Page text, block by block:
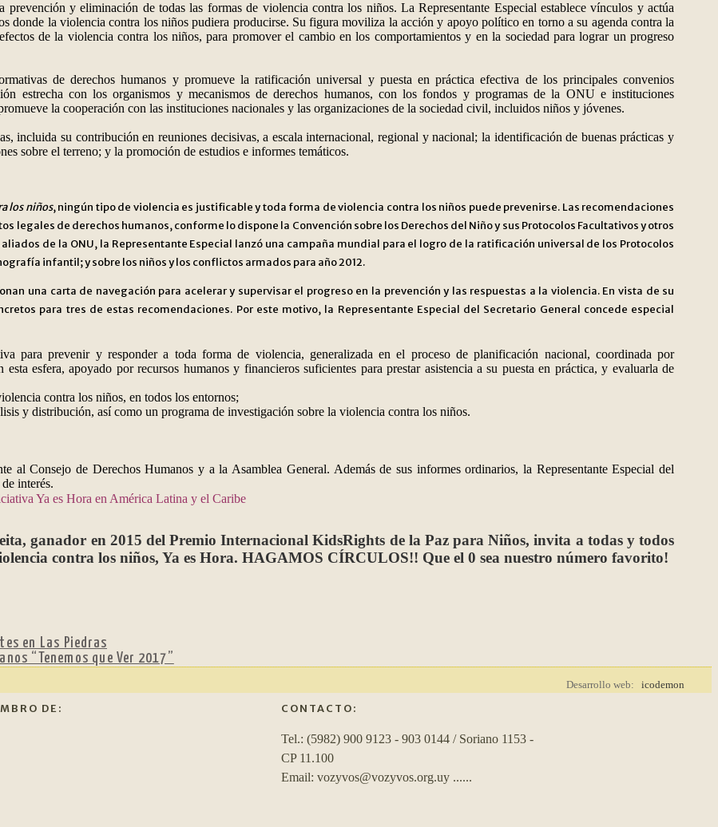
prevención y eliminación de todas las formas de violencia contra los niños. La Representante Especial establece vínculos y actúa
donde la violencia contra los niños pudiera producirse. Su figura moviliza la acción y apoyo político en torno a su agenda contra la
de la violencia contra los niños, para promover el cambio en los comportamientos y en la sociedad para lograr un progreso
de derechos humanos y promueve la ratificación universal y puesta en práctica efectiva de los principales convenios
estrecha con los organismos y mecanismos de derechos humanos, con los fondos y programas de la ONU e instituciones
la cooperación con las instituciones nacionales y las organizaciones de la sociedad civil, incluidos niños y jóvenes.
incluida su contribución en reuniones decisivas, a escala internacional, regional y nacional; la identificación de buenas prácticas y
sobre el terreno; y la promoción de estudios e informes temáticos.
los niños, ningún tipo de violencia es justificable y toda forma de violencia contra los niños puede prevenirse. Las recomendaciones
legales de derechos humanos, conforme lo dispone la Convención sobre los Derechos del Niño y sus Protocolos Facultativos y otros
de la ONU, la Representante Especial lanzó una campaña mundial para el logro de la ratificación universal de los Protocolos
infantil; y sobre los niños y los conflictos armados para año 2012.
una carta de navegación para acelerar y supervisar el progreso en la prevención y las respuestas a la violencia. En vista de su
para tres de estas recomendaciones. Por este motivo, la Representante Especial del Secretario General concede especial
para prevenir y responder a toda forma de violencia, generalizada en el proceso de planificación nacional, coordinada por
esfera, apoyado por recursos humanos y financieros suficientes para prestar asistencia a su puesta en práctica, y evaluarla de
contra los niños, en todos los entornos;
y distribución, así como un programa de investigación sobre la violencia contra los niños.
al Consejo de Derechos Humanos y a la Asamblea General. Además de sus informes ordinarios, la Representante Especial del
interés.
Ya es Hora en América Latina y el Caribe
ganador en 2015 del Premio Internacional KidsRights de la Paz para Niños, invita a todas y todos
contra los niños, Ya es Hora. HAGAMOS CÍRCULOS!! Que el 0 sea nuestro número favorito!
en Las Piedras
“Tenemos que Ver 2017”
DE: CONTACTO:
Tel.: (5982) 900 9123 - 903 0144 / Soriano 1153 -
CP 11.100
Email: vozyvos@vozyvos.org.uy ......
Desarrollo web: icodemon